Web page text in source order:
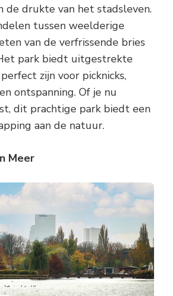
de drukte van het stadsleven.
tussen weelderige
van de verfrissende bries
park biedt uitgestrekte
zijn voor picknicks,
ontspanning. Of je nu
dit prachtige park biedt een
aan de natuur.
Meer